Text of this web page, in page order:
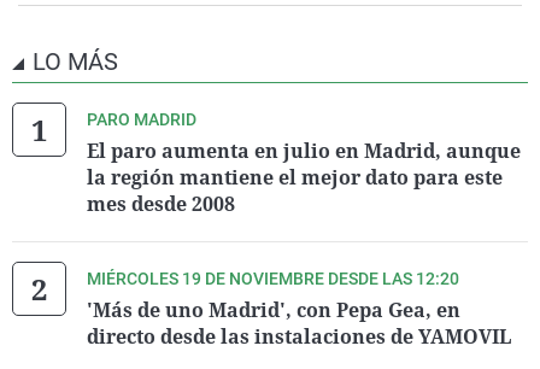
LO MÁS
PARO MADRID
El paro aumenta en julio en Madrid, aunque
la región mantiene el mejor dato para este
mes desde 2008
MIÉRCOLES 19 DE NOVIEMBRE DESDE LAS 12:20
'Más de uno Madrid', con Pepa Gea, en
directo desde las instalaciones de YAMOVIL